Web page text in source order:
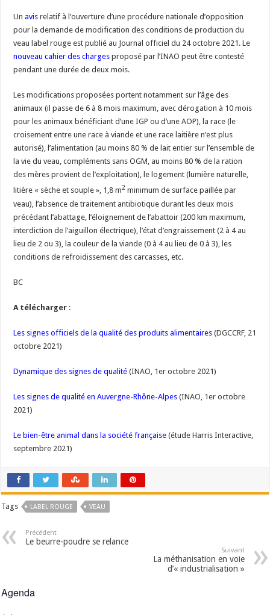
Un été fructueux pour Lactalis
Unavis relatif à l’ouverture d’une procédure nationale d’opposition
pour la demande de modification des conditions de production du
veau label rouge est publié au Journal officiel du 24 octobre 2021. Le
nouveau cahier des charges proposé par l’INAO peut être contesté
pendant une durée de deux mois.
Les modifications proposées portent notamment sur l’âge des
animaux (il passe de 6 à 8 mois maximum, avec dérogation à 10 mois
pour les animaux bénéficiant d’une IGP ou d’une AOP), la race (le
croisement entre une race à viande et une race laitière n’est plus
autorisé), l’alimentation (au moins 80 % de lait entier sur l’ensemble de
la vie du veau, compléments sans OGM, au moins 80 % de la ration
des mères provient de l’exploitation), le logement (lumière naturelle,
litière « sèche et souple », 1,8 m2 minimum de surface paillée par
veau), l’absence de traitement antibiotique durant les deux mois
précédant l’abattage, l’éloignement de l’abattoir (200 km maximum,
interdiction de l’aiguillon électrique), l’état d’engraissement (2 à 4 au
lieu de 2 ou 3), la couleur de la viande (0 à 4 au lieu de 0 à 3), les
conditions de refroidissement des carcasses, etc.
BC
A télécharger :
Les signes officiels de la qualité des produits alimentaires (DGCCRF, 21
octobre 2021)
Dynamique des signes de qualité (INAO, 1er octobre 2021)
Les signes de qualité en Auvergne-Rhône-Alpes (INAO, 1er octobre
2021)
Le bien-être animal dans la société française (étude Harris Interactive,
septembre 2021)
Tags LABEL ROUGE VEAU
Précédent
Le beurre-poudre se relance
Suivant
La méthanisation en voie
d’« industrialisation »
Agenda